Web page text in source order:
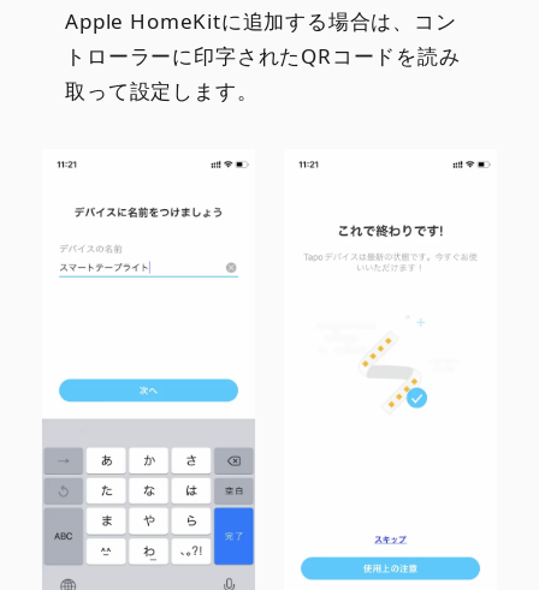
Apple HomeKitに追加する場合は、コン
トローラーに印字されたQRコードを読み
取って設定します。